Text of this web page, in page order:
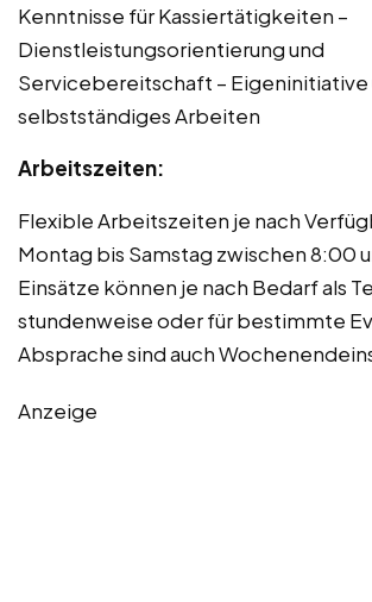
Kenntnisse für Kassiertätigkeiten –
Dienstleistungsorientierung und
Servicebereitschaft – Eigeninitiative
selbstständiges Arbeiten
Arbeitszeiten:
Flexible Arbeitszeiten je nach
Montag bis Samstag zwischen 8:00
Einsätze können je nach Bedarf als
stundenweise oder für bestimmte
Absprache sind auch
Anzeige